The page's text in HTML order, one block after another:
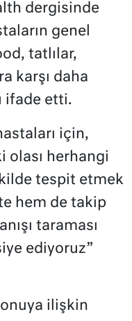
dergisinde
genel
tatlılar,
karşı daha
ifade etti.
için,
olası herhangi
tespit etmek
hem de takip
taraması
ediyoruz”
ilişkin